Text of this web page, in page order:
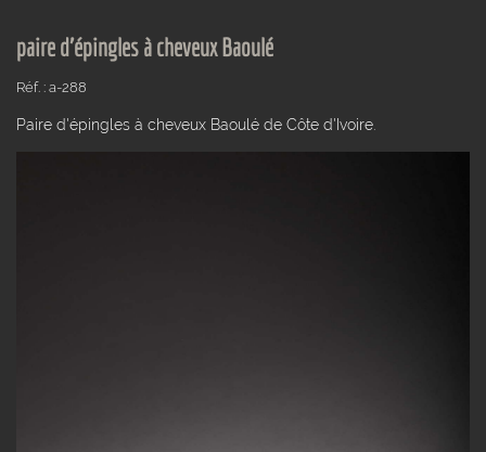
paire d'épingles à cheveux Baoulé
Réf. : a-288
Paire d'épingles à cheveux Baoulé de Côte d'Ivoire.